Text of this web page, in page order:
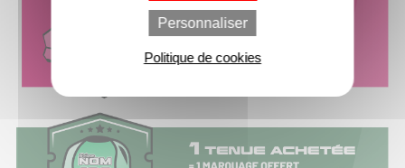
Personnaliser
Politique de cookies